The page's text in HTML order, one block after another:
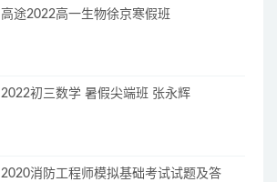
高途2022高一生物徐京寒假班
2022初三数学 暑假尖端班 张永辉
2020消防工程师模拟基础考试试题及答